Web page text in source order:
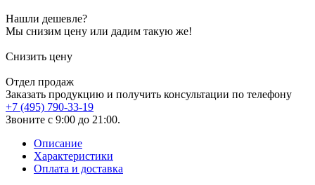
Нашли дешевле?
Мы снизим цену или дадим такую же!
Снизить цену
Отдел продаж
Заказать продукцию и получить консультации по телефону
+7 (495) 790-33-19
Звоните с 9:00 до 21:00.
Описание
Характеристики
Оплата и доставка